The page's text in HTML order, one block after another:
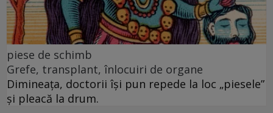
piese de schimb
Grefe, transplant, înlocuiri de organe
Dimineața, doctorii își pun repede la loc „piesele”
și pleacă la drum.